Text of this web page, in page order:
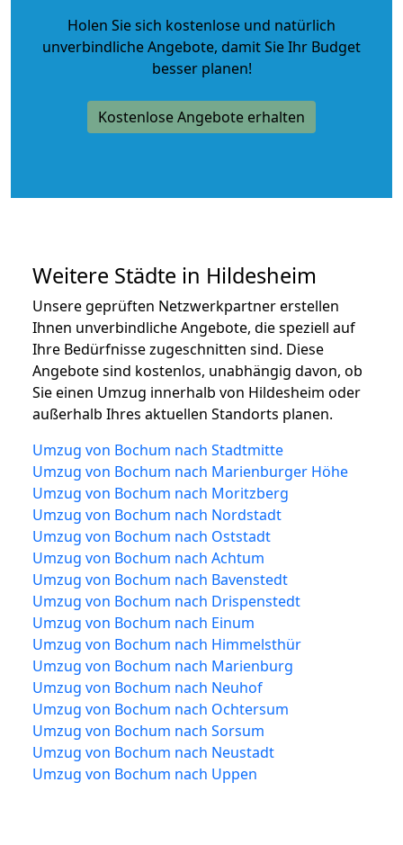
Holen Sie sich kostenlose und natürlich
unverbindliche Angebote, damit Sie Ihr Budget
besser planen!
Kostenlose Angebote erhalten
Weitere Städte in Hildesheim
Unsere geprüften Netzwerkpartner erstellen
Ihnen unverbindliche Angebote, die speziell auf
Ihre Bedürfnisse zugeschnitten sind. Diese
Angebote sind kostenlos, unabhängig davon, ob
Sie einen Umzug innerhalb von Hildesheim oder
außerhalb Ihres aktuellen Standorts planen.
Umzug von Bochum nach Stadtmitte
Umzug von Bochum nach Marienburger Höhe
Umzug von Bochum nach Moritzberg
Umzug von Bochum nach Nordstadt
Umzug von Bochum nach Oststadt
Umzug von Bochum nach Achtum
Umzug von Bochum nach Bavenstedt
Umzug von Bochum nach Drispenstedt
Umzug von Bochum nach Einum
Umzug von Bochum nach Himmelsthür
Umzug von Bochum nach Marienburg
Umzug von Bochum nach Neuhof
Umzug von Bochum nach Ochtersum
Umzug von Bochum nach Sorsum
Umzug von Bochum nach Neustadt
Umzug von Bochum nach Uppen